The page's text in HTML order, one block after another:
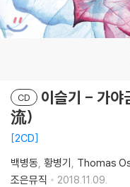
CD
이슬기 - 가야
流)
2CD
백병동 황병기 Thomas
조은뮤직
2018.11.09.